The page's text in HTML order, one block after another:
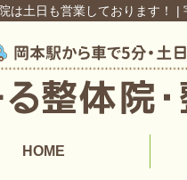
は土日も営業しております！
HOME